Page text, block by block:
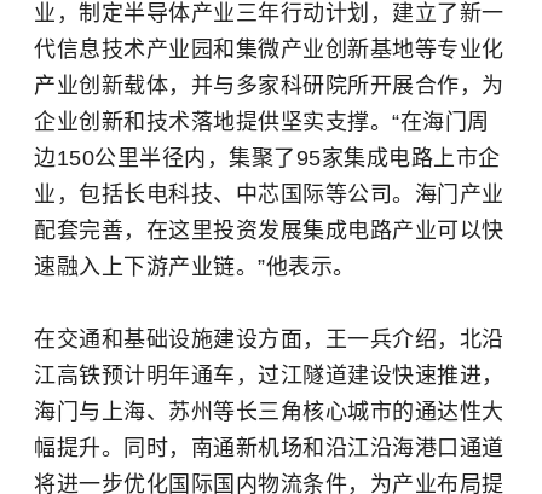
业，制定半导体产业三年行动计划，建立了新一
代信息技术产业园和集微产业创新基地等专业化
产业创新载体，并与多家科研院所开展合作，为
企业创新和技术落地提供坚实支撑。“在海门周
边150公里半径内，集聚了95家集成电路上市企
业，包括长电科技、中芯国际等公司。海门产业
配套完善，在这里投资发展集成电路产业可以快
速融入上下游产业链。”他表示。
在交通和基础设施建设方面，王一兵介绍，北沿
江高铁预计明年通车，过江隧道建设快速推进，
海门与上海、苏州等长三角核心城市的通达性大
幅提升。同时，南通新机场和沿江沿海港口通道
将进一步优化国际国内物流条件，为产业布局提